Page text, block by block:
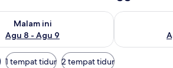
Malam ini
Agu 8 - Agu 9
untuk malam ini Agu 8 - Agu 9
Periksa
1 tempat tidur 2 tempat tidur